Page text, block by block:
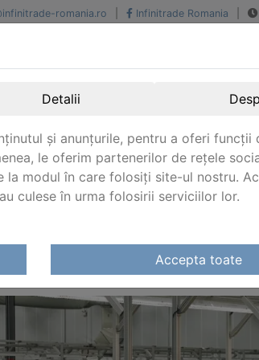
romania.ro Infinitrade Romania
Livrari din stoc intern sau
Detalii
și anunțurile, pentru a oferi funcții
le oferim partenerilor de rețele
modul în care folosiți site-ul nostru.
culese în urma folosirii serviciilor lor.
Accepta toate